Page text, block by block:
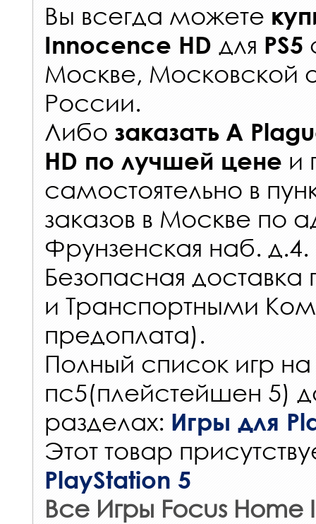
Вы всегда можете
Innocence HD для PS5
Москве, Московской
России.
Либо заказать A
HD по лучшей цене и
самостоятельно в
заказов в Москве по
Фрунзенская наб. д.4.
Безопасная
и Транспортными
предоплата).
Полный список игр на
пс5(плейстейшен 5)
разделах: Игры для
Этот товар
PlayStation 5
Все Игры Focus